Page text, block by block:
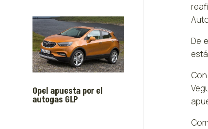
Opel apuesta por el
autogas GLP
De